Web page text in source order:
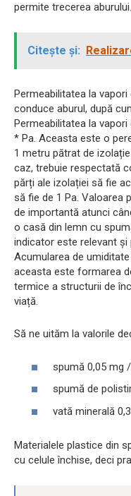
permite trecerea aburului.
Citește și:
Permeabilitatea la
conduce aburul, după
Permeabilitatea la
* Pa. Aceasta este o
1 metru pătrat de
caz, trebuie respectată
părți ale izolației să fie
să fie de 1 Pa. Valoarea
de importantă atunci
o casă din lemn cu
indicator este relevant
Acumularea de
aceasta este formarea
termice a structurii de
viață.
Să ne uităm la valorile
spumă 0,05 mg
spumă de
vată minerală
Materialele plastice din
cu celule închise, deci